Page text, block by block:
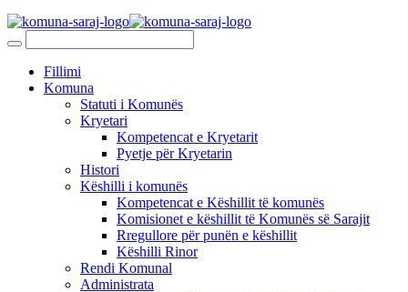
Fillimi
Komuna
Statuti i Komunës
Kryetari
Kompetencat e Kryetarit
Pyetje për Kryetarin
Histori
Këshilli i komunës
Kompetencat e Këshillit të komunës
Komisionet e këshillit të Komunës së Sarajit
Rregullore për punën e këshillit
Këshilli Rinor
Rendi Komunal
Administrata